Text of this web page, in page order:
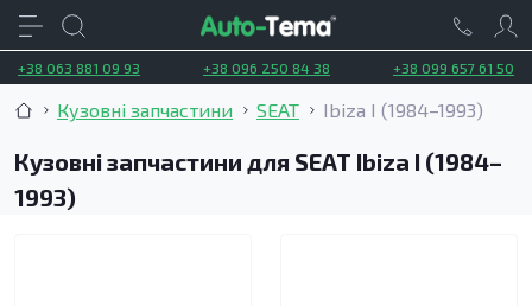
+38 063 881 09 93 +38 096 250 84 38 +38 099 657 61 50
Кузовні запчастини SEAT Ibiza I (1984–1993)
Кузовні запчастини для SEAT Ibiza I (1984–
1993)